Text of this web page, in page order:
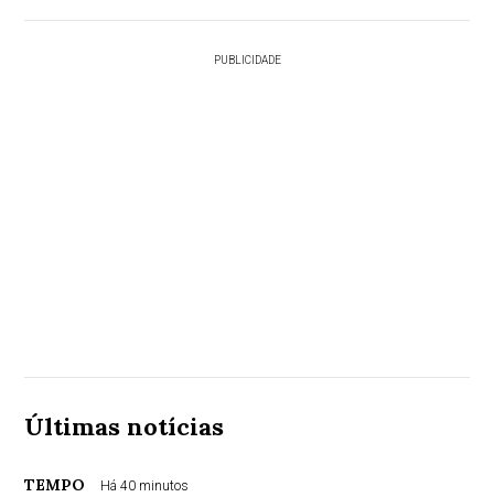
PUBLICIDADE
Últimas notícias
TEMPO Há 40 minutos